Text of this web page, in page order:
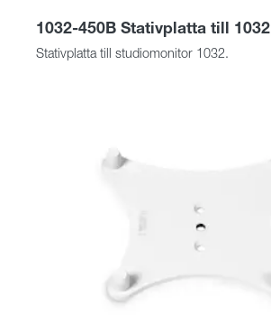
1032-450B Stativplatta till 1032
Stativplatta till studiomonitor 1032.